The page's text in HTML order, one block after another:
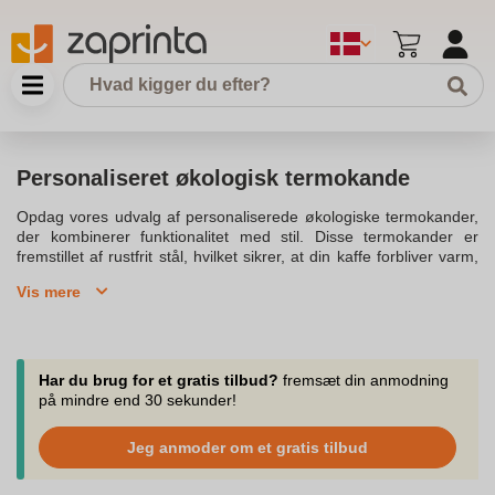
Personaliseret økologisk termokande
Opdag vores udvalg af personaliserede økologiske termokander,
der kombinerer funktionalitet med stil. Disse termokander er
fremstillet af rustfrit stål, hvilket sikrer, at din kaffe forbliver varm,
side kan du finde et stort udvalg af termokander, der kan
ikke blot et praktisk produkt, men også en unik mulighed for at
vise din brand identitet. Med mulighed for termokande trykt med
dit logo, kan du skabe en personlig og mindeværdig gave til dine
opdag, hvordan du kan personalisere din termokande, så den
passer perfekt til dine ønsker.Uanset om du ønsker en
termokande til kaffe eller andre drikke, har vi noget for enhver
Vis mere
Har du brug for et gratis tilbud? fremsæt din anmodning
på mindre end 30 sekunder!
Jeg anmoder om et gratis tilbud